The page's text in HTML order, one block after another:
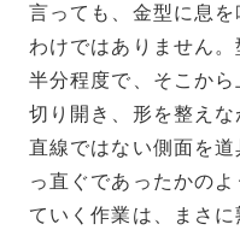
言っても、金型に息
わけではありません
半分程度で、そこか
切り開き、形を整えな
直線ではない側面を
っ直ぐであったかの
ていく作業は、まさ